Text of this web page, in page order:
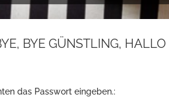
BYE GÜNSTLING,
das Passwort eingeben.: